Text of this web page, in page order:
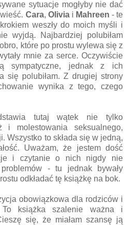
sytuacje mogłyby nie dać
Cara, Olivia i Mahreen - te
weszły do moich myśli i
wyjdą. Najbardziej polubiłam
które po prostu wylewa się z
mnie za serce. Oczywiście
sympatyczne, jednak z ich
się polubiłam. Z drugiej strony
wynika z tego, czego
tutaj wątek nie tylko
i molestowania seksualnego,
Wszystko to składa się w jedną,
Uważam, że jestem dość
i czytanie o nich nigdy nie
- tu jednak bywały
odkładać tę książkę na bok.
obowiązkowa dla rodziców i
książka szalenie ważna i
się, że miałam szansę ją